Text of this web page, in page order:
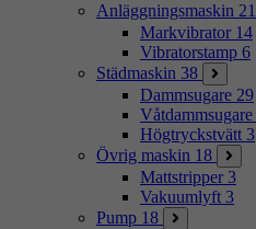
Anläggningsmaskin 21
Markvibrator 14
Vibratorstamp 6
Städmaskin 38
Dammsugare 29
Våtdammsugare
Högtryckstvätt 3
Övrig maskin 18
Mattstripper 3
Vakuumlyft 3
Pump 18